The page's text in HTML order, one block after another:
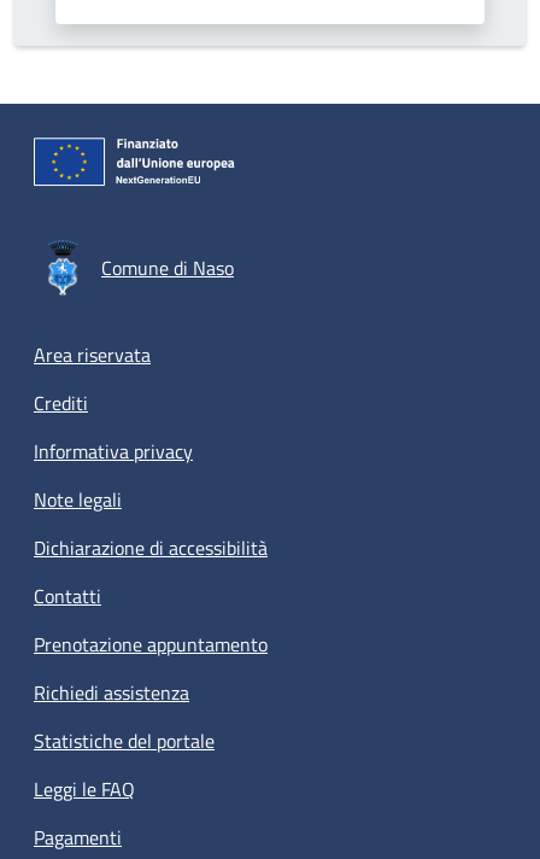
Comune di Naso
Footer menu
Area riservata
Crediti
Informativa privacy
Note legali
Dichiarazione di accessibilità
Contatti
Prenotazione appuntamento
Richiedi assistenza
Statistiche del portale
Leggi le FAQ
Pagamenti